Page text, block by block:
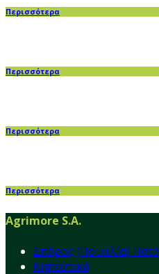
Περισσότερα
Περισσότερα
Περισσότερα
Περισσότερα
Agrimore S.A.
Σπόρος (Ποικιλία)
Κηπευτικά